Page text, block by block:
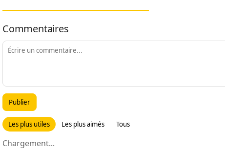
Commentaires
Publier
Les plus utiles Les plus aimés Tous
Chargement...